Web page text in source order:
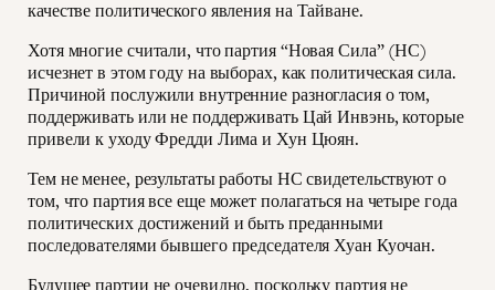
качестве политического явления на Тайване.
Хотя многие считали, что партия “Новая Сила” (НС)
исчезнет в этом году на выборах, как политическая сила.
Причиной послужили внутренние разногласия о том,
поддерживать или не поддерживать Цай Инвэнь, которые
привели к уходу Фредди Лима и Хун Цюян.
Тем не менее, результаты работы НС свидетельствуют о
том, что партия все еще может полагаться на четыре года
политических достижений и быть преданными
последователями бывшего председателя Хуан Куочан.
Будущее партии не очевидно, поскольку партия не